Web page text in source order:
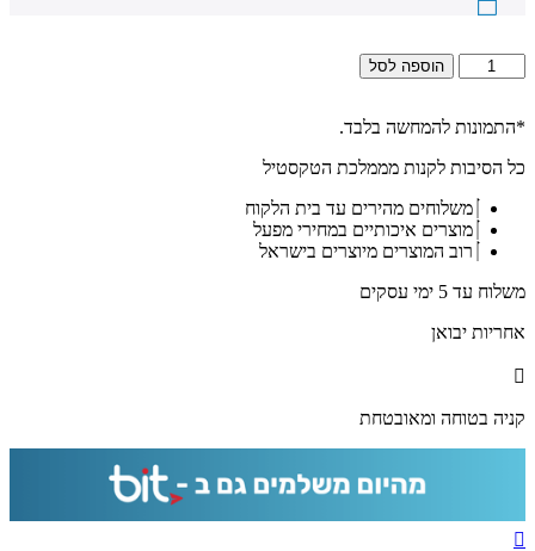
כמות
של
תמונה
על
זכוכית
"לכה
הוספה לסל
*התמונות להמחשה בלבד.
כל הסיבות לקנות מממלכת הטקסטיל
משלוחים מהירים עד בית הלקוח
מוצרים איכותיים במחירי מפעל
רוב המוצרים מיוצרים בישראל
משלוח עד 5 ימי עסקים
אחריות יבואן
קניה בטוחה ומאובטחת